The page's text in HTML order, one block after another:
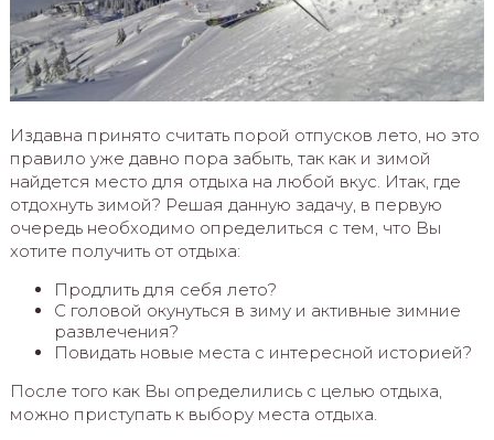
Издавна принято считать порой отпусков лето, но это
правило уже давно пора забыть, так как и зимой
найдется место для отдыха на любой вкус. Итак, где
отдохнуть зимой? Решая данную задачу, в первую
очередь необходимо определиться с тем, что Вы
хотите получить от отдыха:
Продлить для себя лето?
С головой окунуться в зиму и активные зимние
развлечения?
Повидать новые места с интересной историей?
После того как Вы определились с целью отдыха,
можно приступать к выбору места отдыха.